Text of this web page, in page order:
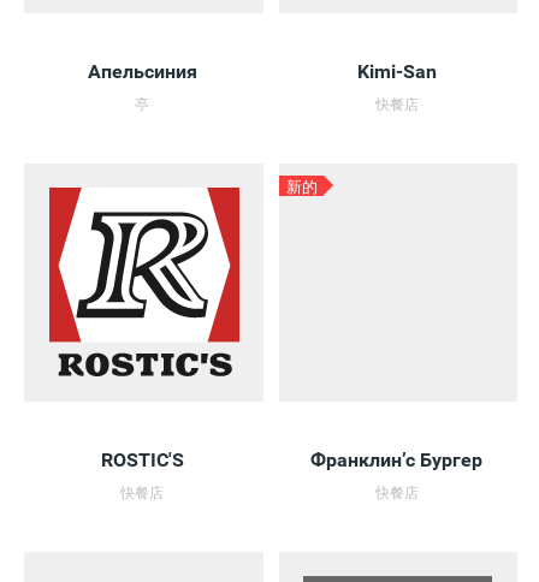
Апельсиния
亭
Kimi-San
快餐店
ROSTIC'S
快餐店
Франклин’с Бургер
快餐店
新的